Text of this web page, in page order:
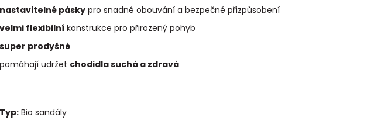
nastavitelné páskypro snadné obouvání a bezpečné přizpůsobení
velmi flexibilní konstrukce pro přirozený pohyb
super prodyšné
pomáhají udržet chodidla suchá a zdravá
Typ:Bio sandály